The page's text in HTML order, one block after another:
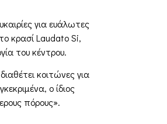
για ευάλωτες
κρασί Laudato Si,
του κέντρου.
κοιτώνες για
ο ίδιος
πόρους».